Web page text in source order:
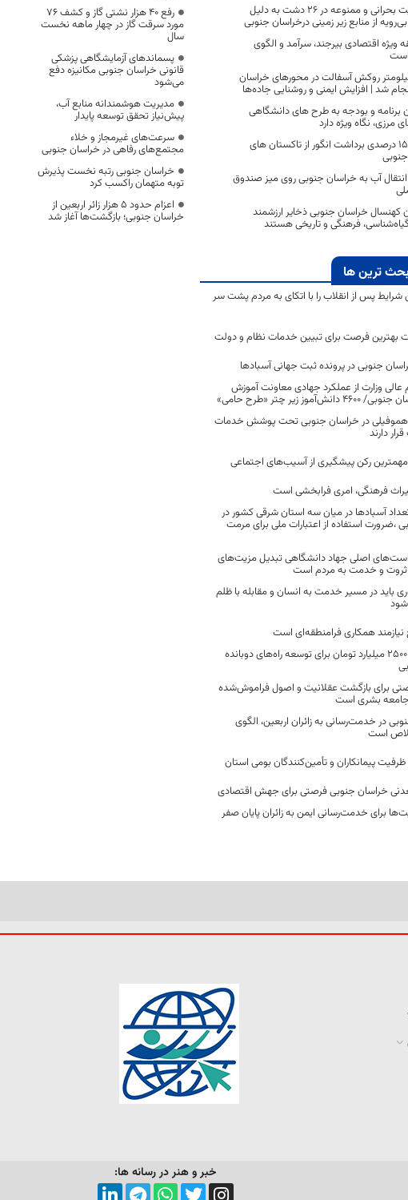
وضعیت بحرانی و ممنوعه در ۲۶ دشت به دلیل
از منابع زیر زمینی درخراسان جنوبی
ویژه اقتصادی بیرجند، سرآمد و الگوی
کیلومتر روکش آسفالت در محورهای خراسان
شد | افزایش ایمنی و روشنایی جاده‌ها
برنامه و بودجه به طرح های دانشگاهی
مرزی، نگاه ویژه دارد
زایش ۱۵ درصدی برداشت انگور از تاکستان های
انتقال آب به خراسان جنوبی روی میز صندوق
کهنسال خراسان جنوبی ذخایر ارزشمند
فرهنگی و تاریخی هستند
ترین ها
پس از انقلاب را با اتکای به مردم پشت سر
بهترین فرصت برای تبیین خدمات نظام و دولت
جنوبی در پرونده ثبت جهانی آسبادها
عالی وزارت از عملکرد جهادی معاونت آموزش
زیر چتر «طرح حامی»
هموفیلی در خراسان جنوبی تحت پوشش خدمات
دارند
مهمترین رکن پیشگیری از آسیب‌های اجتماعی
فرهنگی، امری فرابخشی است
آسبادها در میان سه استان شرقی کشور در
،ضرورت استفاده از اعتبارات ملی برای مرمت
اصلی جهاد دانشگاهی تبدیل مزیت‌های
ثروت و خدمت به مردم است
باید در مسیر خدمت به انسان و مقابله با ظلم
شود
نیازمند همکاری فرامنطقه‌ای است
اختصاص 2500 میلیارد تومان برای توسعه راه‌های دوبانده
برای بازگشت عقلانیت و اصول فراموش‌شده
جامعه بشری است
در خدمت‌رسانی به زائران اربعین، الگوی
است
ظرفیت پیمانکاران و تأمین‌کنندگان بومی استان
خراسان جنوبی فرصتی برای جهش اقتصادی
برای خدمت‌رسانی ایمن به زائران پایان صفر
رفع 40 هزار نشتی گاز و کشف 76
مورد سرقت گاز در چهار ماهه نخست
سال
پسماندهای آزمایشگاهی پزشکی
قانونی خراسان جنوبی مکانیزه دفع
می‌شود
مدیریت هوشمندانه منابع آب،
پیش‌نیاز تحقق توسعه پایدار
سرعت‌های غیرمجاز و خلاء
مجتمع‌های رفاهی در خراسان جنوبی
خراسان جنوبی رتبه نخست پذیرش
توبه متهمان راکسب کرد
اعزام حدود 5 هزار زائر اربعین از
خراسان جنوبی؛ بازگشت‌ها آغاز شد
خبر و هنر در رسانه ها: